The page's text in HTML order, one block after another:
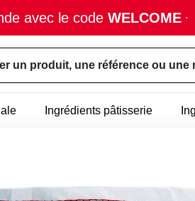
avec le code WELCOME ·
un produit, une référence ou une
Ingrédients pâtisserie